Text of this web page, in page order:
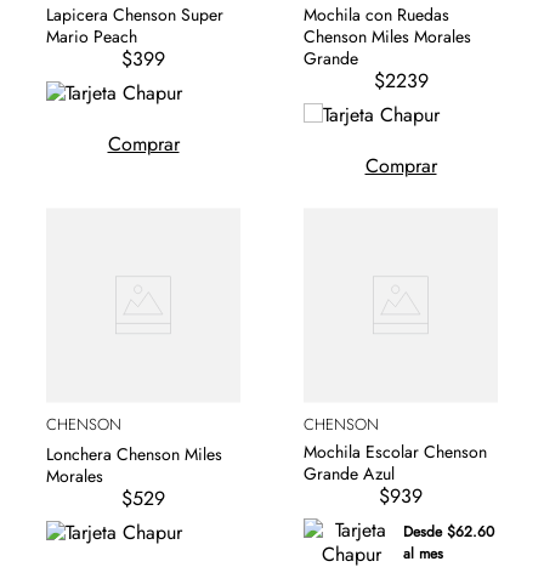
Lapicera Chenson Super
Mario Peach
$399
Comprar
Mochila con Ruedas
Chenson Miles Morales
Grande
$2239
Comprar
CHENSON
Lonchera Chenson Miles
Morales
$529
CHENSON
Mochila Escolar Chenson
Grande Azul
$939
Desde $62.60
al mes